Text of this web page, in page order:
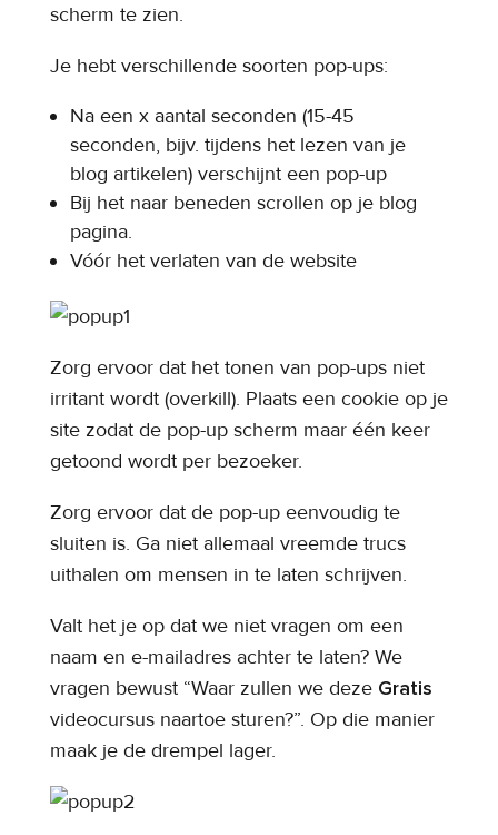
scherm te zien.
Je hebt verschillende soorten pop-ups:
Na een x aantal seconden (15-45
seconden, bijv. tijdens het lezen van je
blog artikelen) verschijnt een pop-up
Bij het naar beneden scrollen op je blog
pagina.
Vóór het verlaten van de website
Zorg ervoor dat het tonen van pop-ups niet
irritant wordt (overkill). Plaats een cookie op je
site zodat de pop-up scherm maar één keer
getoond wordt per bezoeker.
Zorg ervoor dat de pop-up eenvoudig te
sluiten is. Ga niet allemaal vreemde trucs
uithalen om mensen in te laten schrijven.
Valt het je op dat we niet vragen om een
naam en e-mailadres achter te laten? We
vragen bewust “Waar zullen we deze Gratis
videocursus naartoe sturen?”. Op die manier
maak je de drempel lager.